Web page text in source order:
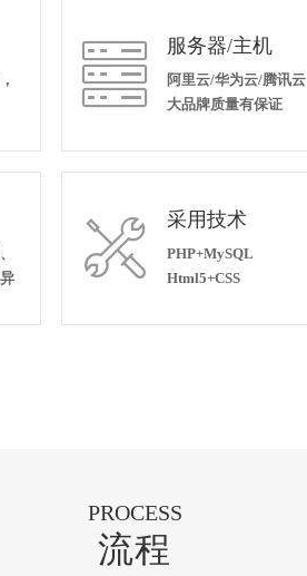
 服务器/主机
阿里云/华为云/腾讯云
大品牌质量有保证
 采用技术
PHP+MySQL
Html5+CSS
PROCESS
流程